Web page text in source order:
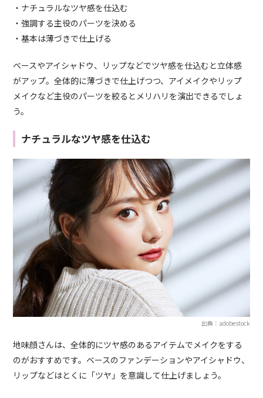
・ナチュラルなツヤ感を仕込む
・強調する主役のパーツを決める
・基本は薄づきで仕上げる
ベースやアイシャドウ、リップなどでツヤ感を仕込むと立体感
がアップ。全体的に薄づきで仕上げつつ、アイメイクやリップ
メイクなど主役のパーツを絞るとメリハリを演出できるでしょ
う。
ナチュラルなツヤ感を仕込む
出典：adobestock
地味顔さんは、全体的にツヤ感のあるアイテムでメイクをする
のがおすすめです。ベースのファンデーションやアイシャドウ、
リップなどはとくに「ツヤ」を意識して仕上げましょう。